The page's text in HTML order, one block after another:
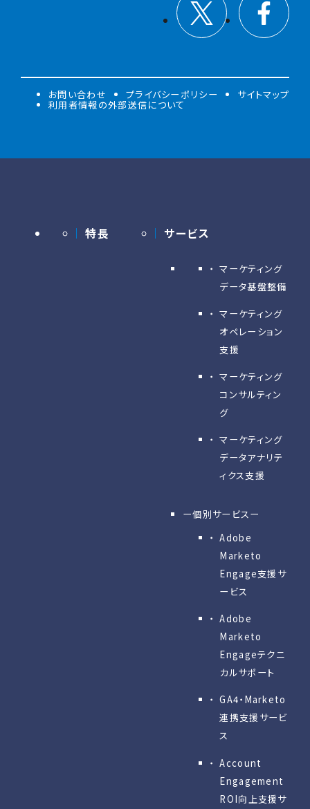
お問い合わせ プライバシーポリシー サイトマップ
利用者情報の外部送信について
特長 サービス
マーケティング
データ基盤整備
マーケティング
オペレーション
支援
マーケティング
コンサルティン
グ
マーケティング
データアナリテ
ィクス支援
ー個別サービスー
Adobe
Marketo
Engage⽀援サ
ービス
Adobe
Marketo
Engageテクニ
カルサポート
GA4・Marketo
連携支援サービ
ス
Account
Engagement
ROI向上支援サ